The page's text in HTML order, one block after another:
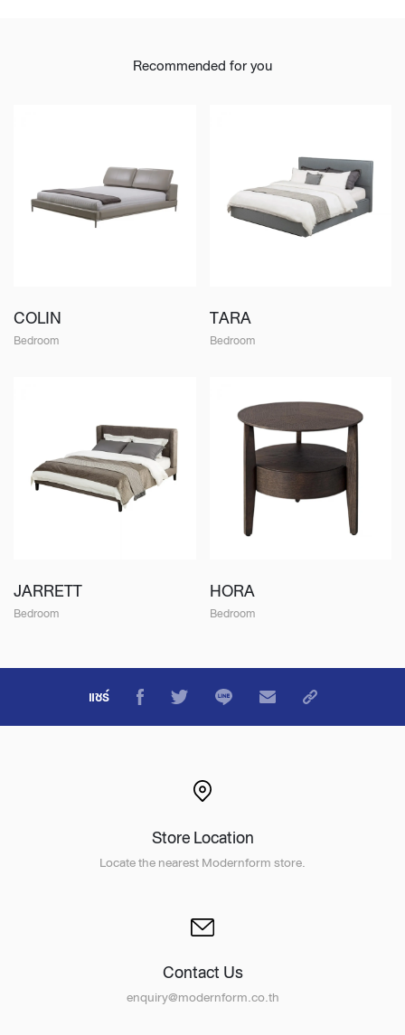
Recommended for you
COLIN
Bedroom
TARA
Bedroom
JARRETT
Bedroom
HORA
Bedroom
แชร์
Store Location
Locate the nearest Modernform store.
Contact Us
enquiry@modernform.co.th